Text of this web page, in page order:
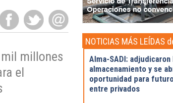
millones
el
NOTICIAS MÁS LEÍDAS
Actualidad
Alma-SADI: adjudicaron
almacenamiento y se
oportunidad para
entre privados